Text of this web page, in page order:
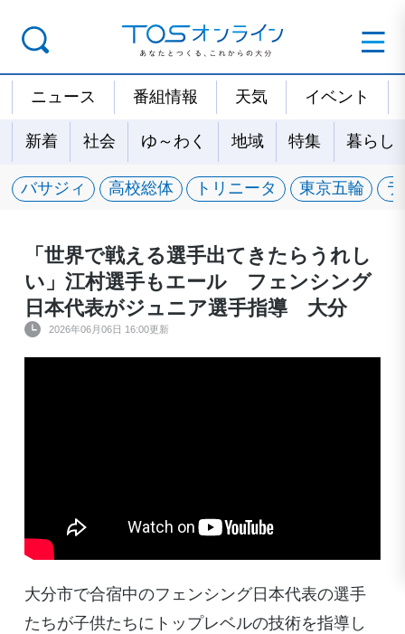
ニュース 番組情報 天気 イベント
新着 社会 ゆ～わく 地域 特集 暮らし
バサジィ 高校総体 トリニータ 東京五輪
「世界で戦える選手出てきたらうれし
い」江村選手もエール フェンシング
日本代表がジュニア選手指導 大分
2026年06月06日 16:00更新
大分市で合宿中のフェンシング日本代表の選手
たちが子供たちにトップレベルの技術を指導し